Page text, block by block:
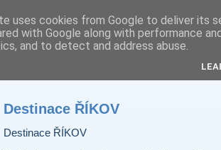
Prdec - Pardubice
Destinace ŘÍKOV
Destinace ŘÍKOV
uses cookies from Google to deliver its
with Google along with performance
and to detect and address abuse.